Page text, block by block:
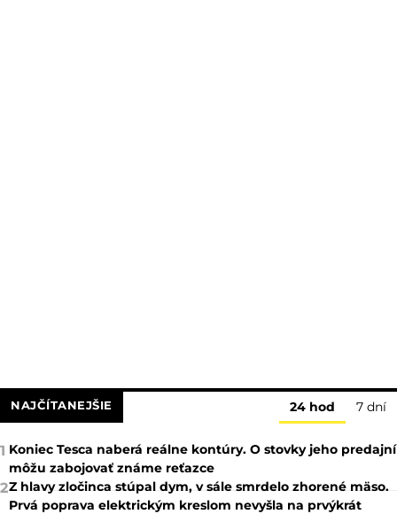
NAJČÍTANEJŠIE 24 hod 7 dní
1 Koniec Tesca naberá reálne kontúry. O stovky jeho predajní
môžu zabojovať známe reťazce
2Z hlavy zločinca stúpal dym, v sále smrdelo zhorené mäso.
Prvá poprava elektrickým kreslom nevyšla na prvýkrát